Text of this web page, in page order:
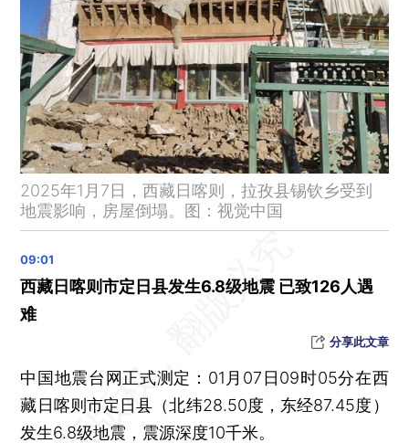
河北张家口一男子冬泳时被困冰层下，遗体次日被打捞上岸
美国报告首例人感染禽流感死亡病例
美国国会正式确认特朗普当选总统
国家发改委：全面取消在就业地参保户籍限制
加拿大总理特鲁多宣布将辞职
未能通过准入 中超八冠王广州队告别职业联赛
晨读荐闻（国内、国际、市场消息24条）
2024年银行股领涨A股市场 多家险资举牌上市银行
陕西362人养老保险违规参保案发 社保代缴困境难解
吉利汽车规划甲醇混动乘用车 内燃机前景取决于零碳燃料？
特朗普否认关税“打折”消息 美元先跌后涨离岸人民币剧烈波动
中国对东南亚中间品出口增速加快 产业转移加速向上游延伸
2025年1月7日，西藏日喀则，拉孜县锡钦乡受到
地震影响，房屋倒塌。图：视觉中国
西藏日喀则市定日县发生6.8级地震 已致126人遇
难
分享此文章
中国地震台网正式测定：01月07日09时05分在西
藏日喀则市定日县（北纬28.50度，东经87.45度）
发生6.8级地震，震源深度10千米。